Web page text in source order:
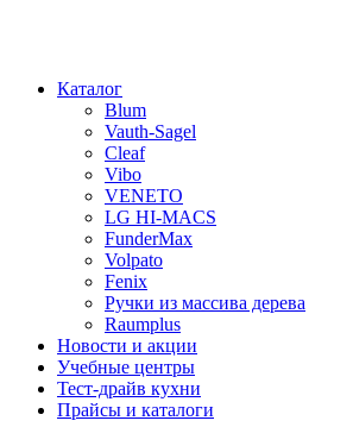
Каталог
Blum
Vauth-Sagel
Cleaf
Vibo
VENETO
LG HI-MACS
FunderMax
Volpato
Fenix
Ручки из массива дерева
Raumplus
Новости и акции
Учебные центры
Тест-драйв кухни
Прайсы и каталоги